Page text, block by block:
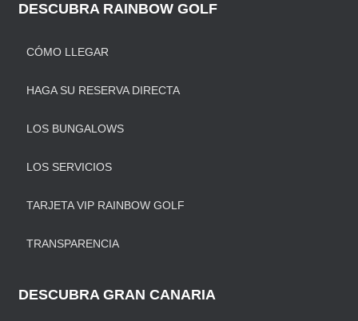
DESCUBRA RAINBOW GOLF
CÓMO LLEGAR
HAGA SU RESERVA DIRECTA
LOS BUNGALOWS
LOS SERVICIOS
TARJETA VIP RAINBOW GOLF
TRANSPARENCIA
DESCUBRA GRAN CANARIA